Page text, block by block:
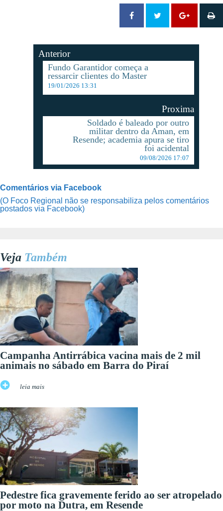
Anterior
Fundo Garantidor começa a
ressarcir clientes do Master
19/01/2026 13:31
Proxima
Soldado é baleado por outro
militar dentro da Aman, em
Resende; academia apura se tiro
foi acidental
09/08/2026 17:07
Comentários via Facebook
(O Foco Regional não se responsabiliza pelos comentários
postados via Facebook)
Veja Também
Campanha Antirrábica vacina mais de 2 mil
animais no sábado em Barra do Piraí
leia mais
Pedestre fica gravemente ferido ao ser atropelado
por moto na Dutra, em Resende